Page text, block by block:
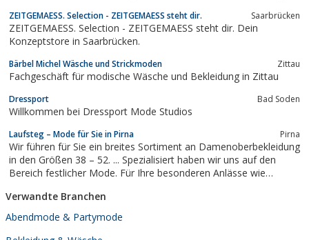
richtig. Jeden Sonntag stellen wir die schönsten Collektionen bei
uns im Shop vor und du kannst...
ZEITGEMAESS. Selection - ZEITGEMAESS steht dir. Saarbrücken
ZEITGEMAESS. Selection - ZEITGEMAESS steht dir. Dein
Konzeptstore in Saarbrücken.
Bärbel Michel Wäsche und Strickmoden Zittau
Fachgeschäft für modische Wäsche und Bekleidung in Zittau
Dressport Bad Soden
Willkommen bei Dressport Mode Studios
Laufsteg – Mode für Sie in Pirna Pirna
Wir führen für Sie ein breites Sortiment an Damenoberbekleidung
in den Größen 38 – 52. ... Spezialisiert haben wir uns auf den
Bereich festlicher Mode. Für Ihre besonderen Anlässe wie
Verwandte Branchen
Abendmode & Partymode